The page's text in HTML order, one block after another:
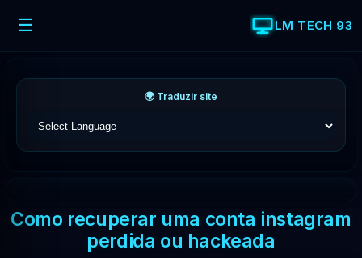
☰ LM TECH 93
🌍 Traduzir site
Como recuperar uma conta instagram
perdida ou hackeada